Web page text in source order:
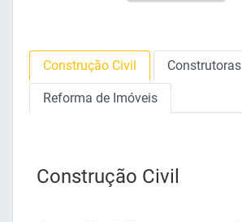
Construção Civil Construtoras
Reforma de Imóveis
Construção Civil